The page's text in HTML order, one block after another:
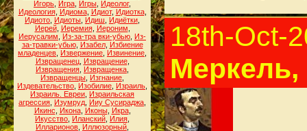
Игорь Игра Игры Идеолог,
Идеология, Идиома, Идиот, Идиотка,
Идиото Идиоты Идиш Идиётки
Иерей, Иеремия, Иероним
Иерусалим
Из-за-тра вки-убью Из-
за-травки-убью, Изабел, Избиение
младенцев Извержение Извинение
Извращенец, Извращение,
Извращения Извращенка
Извращенцы Изгнание
Издевательство Изобилие Израиль
Израиль. Евреи Израильская
агрессия Изумруд Ииу Сусираджа
Икинс
Икона, Иконы, Икра,
Икусство Иланский Илия
Илларионов Иллюзорный
18th-Oct-
Меркель,